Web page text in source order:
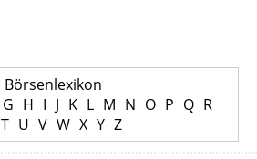
Börsenlexikon
G H I J K L M N O P Q R
T U V W X Y Z